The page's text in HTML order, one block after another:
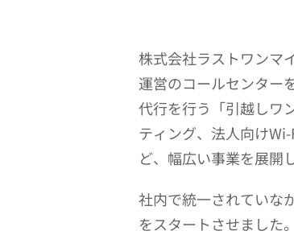
株式会社ラストワンマ
運営のコールセンター
代行を行う「引越しワ
ティング、法人向け
ど、幅広い事業を展開
社内で統一されていな
をスタートさせました